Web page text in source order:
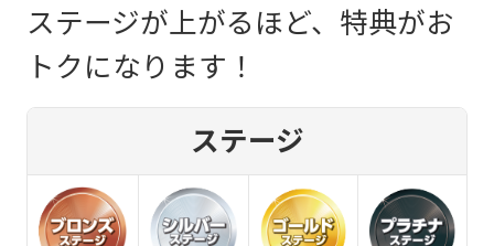
ステージが上がるほど、特典がお
トクになります！
ステージ